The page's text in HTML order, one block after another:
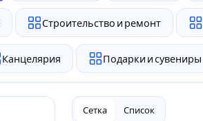
Строительство и ремонт
Канцелярия Подарки и сувениры
Сетка Список